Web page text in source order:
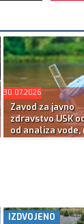
30.07.2026
Zavod za javno
zdravstvo USK
od analiza vode,
IZDVOJENO